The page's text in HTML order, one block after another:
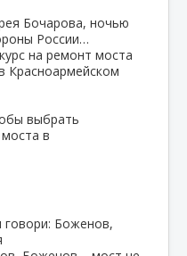
Бочарова, ночью
России…
на ремонт моста
Красноармейском
выбрать
в
говори: Боженов,